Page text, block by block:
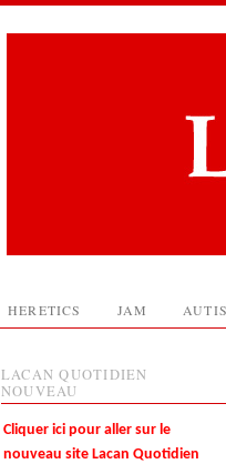
HERETICS JAM
LACAN QUOTIDIEN
NOUVEAU
Cliquer ici pour aller sur le
nouveau site Lacan Quotidien